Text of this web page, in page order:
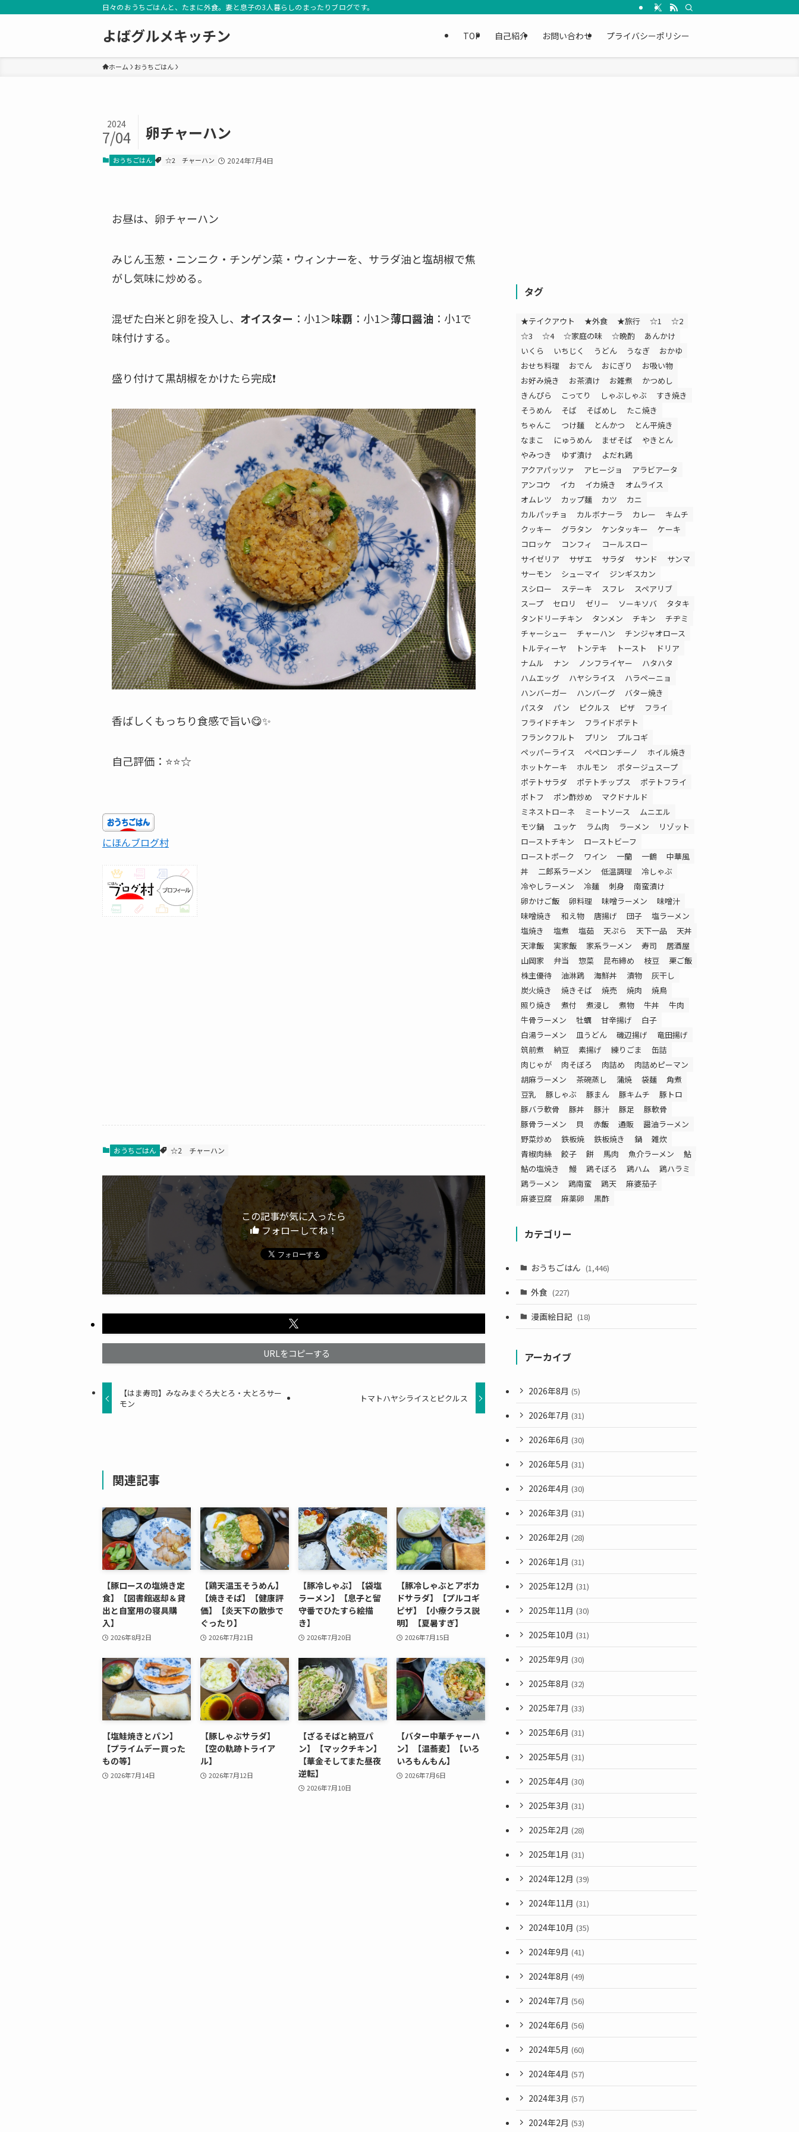
日々のおうちごはんと、たまに外食。妻と息子の3人暮らしのまったりブログです。
よばグルメキッチン TOP 自己紹介 お問い合わせ プライバシーポリシー
ホーム おうちごはん
卵チャーハン
2024
7/04
おうちごはん ☆2 チャーハン 2024年7月4日
お昼は、卵チャーハン
みじん玉葱・ニンニク・チンゲン菜・ウィンナーを、サラダ油と塩胡椒で焦
がし気味に炒める。
混ぜた白米と卵を投入し、 オイスター ：小1＞味覇 ：小1＞薄口醤油 ：小1で
味付けする。
盛り付けて黒胡椒をかけたら完成❗
香ばしくもっちり食感で旨い😋✨
自己評価：⭐⭐☆
にほんブログ村
おうちごはん ☆2 チャーハン
この記事が気に入ったら
フォローしてね！
URLをコピーする
【はま寿司】みなみまぐろ大とろ・大とろサー
モン
トマトハヤシライスとピクルス
関連記事
【豚ロースの塩焼き定
食】【図書館返却＆貸
出と自室用の寝具購
入】
2026年8月2日
【鶏天温玉そうめん】
【焼きそば】【健康評
価】【炎天下の散歩で
ぐったり】
2026年7月21日
【豚冷しゃぶ】【袋塩
ラーメン】【息子と留
守番でひたすら絵描
き】
2026年7月20日
【豚冷しゃぶとアボカ
ドサラダ】【プルコギ
ピザ】【小療クラス説
明】【夏暑すぎ】
2026年7月15日
【塩鮭焼きとパン】
【プライムデー買った
もの等】
2026年7月14日
【豚しゃぶサラダ】
【空の軌跡トライア
ル】
2026年7月12日
【ざるそばと納豆パ
ン】【マックチキン】
【華金そしてまた昼夜
逆転】
2026年7月10日
【バター中華チャーハ
ン】【温蕎麦】【いろ
いろもんもん】
2026年7月6日
タグ
★テイクアウト ★外食 ★旅行 ☆1
☆2
☆3
☆4 ☆家庭の味 ☆晩酌
あんかけ
いくら
いちじく うどん うなぎ
おかゆ
おせち料理
おでん おにぎり
お吸い物
お好み焼き
お茶漬け お雑煮
かつめし
きんぴら
こってり しゃぶしゃぶ
すき焼き
そうめん
そば そばめし
たこ焼き
ちゃんこ
つけ麺 とんかつ
とん平焼き
なまこ
にゅうめん まぜそば
やきとん
やみつき
ゆず漬け
よだれ鶏
アクアパッツァ
アヒージョ
アラビアータ
アンコウ
イカ イカ焼き
オムライス
オムレツ
カップ麺 カツ
カニ
カルパッチョ
カルボナーラ カレー
キムチ
クッキー
グラタン ケンタッキー
ケーキ
コロッケ
コンフィ
コールスロー
サイゼリア
サザエ サラダ サンド
サンマ
サーモン
シューマイ
ジンギスカン
スシロー
ステーキ スフレ
スペアリブ
スープ
セロリ ゼリー ソーキソバ
タタキ
タンドリーチキン
タンメン チキン
チヂミ
チャーシュー
チャーハン
チンジャオロース
トルティーヤ
トンテキ トースト
ドリア
ナムル
ナン ノンフライヤー
ハタハタ
ハムエッグ
ハヤシライス
ハラペーニョ
ハンバーガー
ハンバーグ
バター焼き
パスタ
パン ピクルス ピザ
フライ
フライドチキン
フライドポテト
フランクフルト
プリン
プルコギ
ペッパーライス
ペペロンチーノ
ホイル焼き
ホットケーキ
ホルモン
ポタージュスープ
ポテトサラダ
ポテトチップス
ポテトフライ
ポトフ
ポン酢炒め
マクドナルド
ミネストローネ
ミートソース
ムニエル
モツ鍋
ユッケ ラム肉 ラーメン
リゾット
ローストチキン
ローストビーフ
ローストポーク
ワイン 一蘭 一鶴
中華風
丼
二郎系ラーメン 低温調理
冷しゃぶ
冷やしラーメン
冷麺 刺身
南蛮漬け
卵かけご飯
卵料理 味噌ラーメン
味噌汁
味噌焼き
和え物 唐揚げ 団子
塩ラーメン
塩焼き
塩煮 塩茹 天ぷら 天下一品
天丼
天津飯
実家飯 家系ラーメン 寿司
居酒屋
山岡家
弁当 惣菜 昆布締め 枝豆
栗ご飯
株主優待
油淋鶏 海鮮丼 漬物
灰干し
炭火焼き
焼きそば 焼売 焼肉
焼鳥
照り焼き
煮付 煮浸し 煮物 牛丼
牛肉
牛骨ラーメン
牡蠣 甘辛揚げ
白子
白湯ラーメン
皿うどん 磯辺揚げ
竜田揚げ
筑前煮
納豆 素揚げ 練りごま
缶詰
肉じゃが
肉そぼろ 肉詰め
肉詰めピーマン
胡麻ラーメン
茶碗蒸し 蒲焼 袋麺
角煮
豆乳
豚しゃぶ 豚まん 豚キムチ
豚トロ
豚バラ軟骨
豚丼 豚汁 豚足
豚軟骨
豚骨ラーメン
貝 赤飯 通販
醤油ラーメン
野菜炒め
鉄板焼 鉄板焼き 鍋
雑炊
青椒肉絲
餃子 餅 馬肉 魚介ラーメン
鮎
鮎の塩焼き
鰻 鶏そぼろ 鶏ハム
鶏ハラミ
鶏ラーメン
鶏南蛮 鶏天
麻婆茄子
麻婆豆腐
麻薬卵 黒酢
カテゴリー
おうちごはん (1,446)
外食 (227)
漫画絵日記 (18)
アーカイブ
2026年8月 (5)
2026年7月 (31)
2026年6月 (30)
2026年5月 (31)
2026年4月 (30)
2026年3月 (31)
2026年2月 (28)
2026年1月 (31)
2025年12月 (31)
2025年11月 (30)
2025年10月 (31)
2025年9月 (30)
2025年8月 (32)
2025年7月 (33)
2025年6月 (31)
2025年5月 (31)
2025年4月 (30)
2025年3月 (31)
2025年2月 (28)
2025年1月 (31)
2024年12月 (39)
2024年11月 (31)
2024年10月 (35)
2024年9月 (41)
2024年8月 (49)
2024年7月 (56)
2024年6月 (56)
2024年5月 (60)
2024年4月 (57)
2024年3月 (57)
2024年2月 (53)